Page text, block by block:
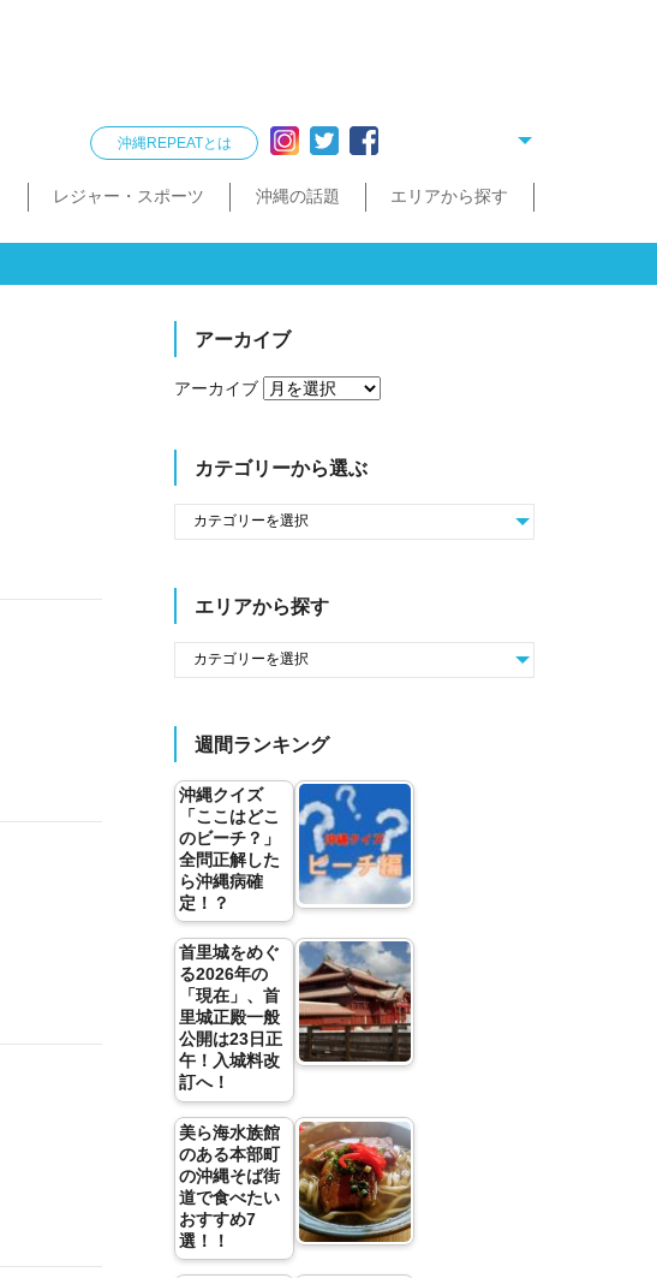
沖縄REPEATとは
レジャー・スポーツ
沖縄の話題
エリアから探す
アーカイブ
アーカイブ
カテゴリーから選ぶ
エリアから探す
週間ランキング
沖縄クイズ
「ここはどこ
のビーチ？」
全問正解した
ら沖縄病確
定！？
首里城をめぐ
る2026年の
「現在」、首
里城正殿一般
公開は23日正
午！入城料改
訂へ！
美ら海水族館
のある本部町
の沖縄そば街
道で食べたい
おすすめ7
選！！